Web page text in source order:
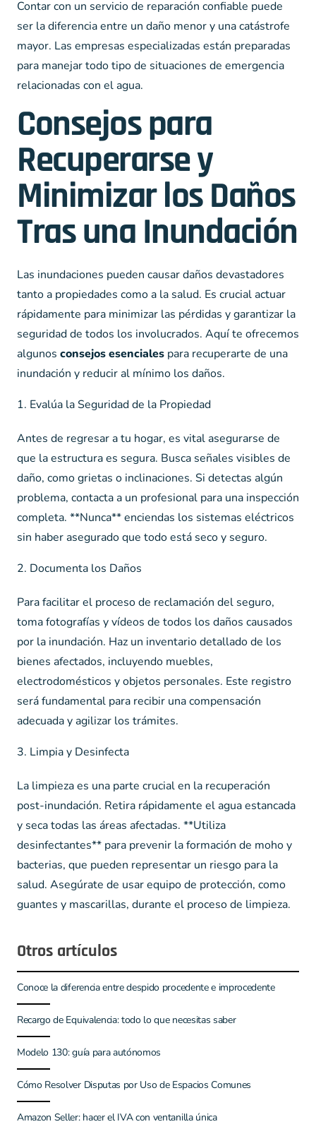
Contar con un servicio de reparación confiable puede
ser la diferencia entre un daño menor y una catástrofe
mayor. Las empresas especializadas están preparadas
para manejar todo tipo de situaciones de emergencia
relacionadas con el agua.
Consejos para
Recuperarse y
Minimizar los Daños
Tras una Inundación
Las inundaciones pueden causar daños devastadores
tanto a propiedades como a la salud. Es crucial actuar
rápidamente para minimizar las pérdidas y garantizar la
seguridad de todos los involucrados. Aquí te ofrecemos
algunos consejos esenciales para recuperarte de una
inundación y reducir al mínimo los daños.
1. Evalúa la Seguridad de la Propiedad
Antes de regresar a tu hogar, es vital asegurarse de
que la estructura es segura. Busca señales visibles de
daño, como grietas o inclinaciones. Si detectas algún
problema, contacta a un profesional para una inspección
completa. **Nunca** enciendas los sistemas eléctricos
sin haber asegurado que todo está seco y seguro.
2. Documenta los Daños
Para facilitar el proceso de reclamación del seguro,
toma fotografías y vídeos de todos los daños causados
por la inundación. Haz un inventario detallado de los
bienes afectados, incluyendo muebles,
electrodomésticos y objetos personales. Este registro
será fundamental para recibir una compensación
adecuada y agilizar los trámites.
3. Limpia y Desinfecta
La limpieza es una parte crucial en la recuperación
post-inundación. Retira rápidamente el agua estancada
y seca todas las áreas afectadas. **Utiliza
desinfectantes** para prevenir la formación de moho y
bacterias, que pueden representar un riesgo para la
salud. Asegúrate de usar equipo de protección, como
guantes y mascarillas, durante el proceso de limpieza.
Otros artículos
Conoce la diferencia entre despido procedente e improcedente
Recargo de Equivalencia: todo lo que necesitas saber
Modelo 130: guía para autónomos
Cómo Resolver Disputas por Uso de Espacios Comunes
Amazon Seller: hacer el IVA con ventanilla única